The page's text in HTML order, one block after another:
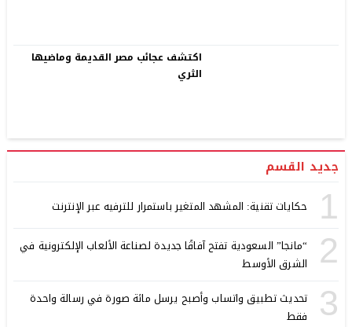
اكتشف عجائب مصر القديمة وماضيها
الثري
جديد القسم
1 حكايات تقنية: المشهد المتغير باستمرار للترفيه عبر الإنترنت
2
“مانجا” السعودية تفتح آفاقًا جديدة لصناعة الألعاب الإلكترونية في
الشرق الأوسط
3
تحديث تطبيق واتساب وأصبح يرسل مائة صورة في رسالة واحدة
فقط